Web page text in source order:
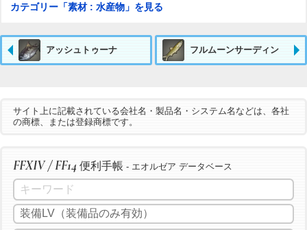
カテゴリー「素材 : 水産物」を見る
アッシュトゥーナ フルムーンサーディン
サイト上に記載されている会社名・製品名・システム名などは、各社
の商標、または登録商標です。
FFXIV / FF14 便利手帳 - エオルゼア データベース